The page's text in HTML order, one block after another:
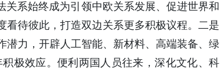
系始终成为引领中欧关系发展、促进世界和
待彼此，打造双边关系更多积极议程。二是
潜力，开辟人工智能、新材料、高端装备、绿
极效应。便利两国人员往来，深化文化、科